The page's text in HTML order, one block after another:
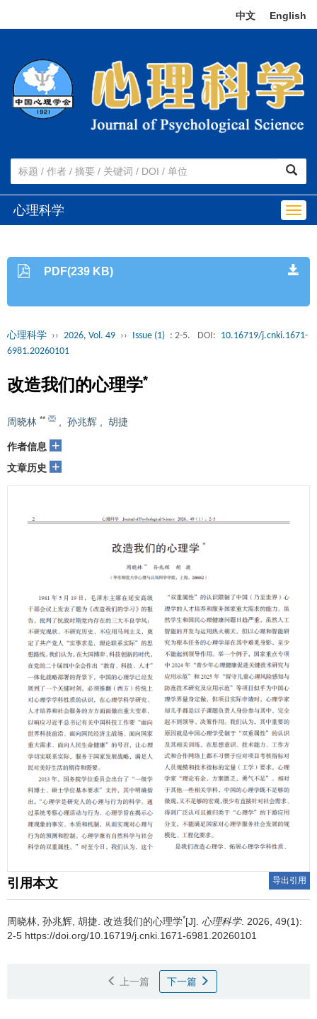
中文 English
心理科学
PDF(239 KB)
心理科学 ›› 2026, Vol. 49 ›› Issue (1) : 2-5. DOI: 10.16719/j.cnki.1671-
6981.20260101
改造我们的心理学*
周晓林 ** , 孙兆辉 , 胡捷
作者信息 +
文章历史 +
引用本文 导出引用
周晓林, 孙兆辉, 胡捷. 改造我们的心理学*[J]. 心理科学. 2026, 49(1):
2-5 https://doi.org/10.16719/j.cnki.1671-6981.20260101
上一篇 下一篇